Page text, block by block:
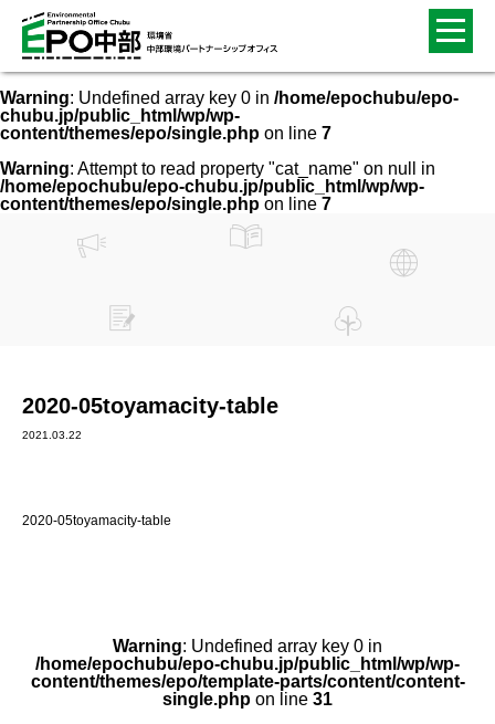
Warning: Undefined array key 0 in /home/epochubu/epo-
chubu.jp/public_html/wp/wp-
content/themes/epo/single.php on line 7
Warning: Attempt to read property "cat_name" on null in
/home/epochubu/epo-chubu.jp/public_html/wp/wp-
content/themes/epo/single.php on line 7
2020-05toyamacity-table
2021.03.22
2020-05toyamacity-table
Warning: Undefined array key 0 in
/home/epochubu/epo-chubu.jp/public_html/wp/wp-
content/themes/epo/template-parts/content/content-
single.php on line 31